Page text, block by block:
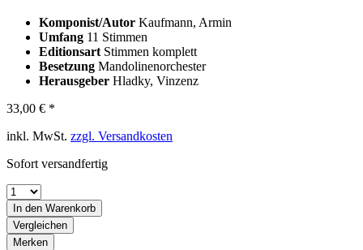
Komponist/Autor Kaufmann, Armin
Umfang 11 Stimmen
Editionsart Stimmen komplett
Besetzung Mandolinenorchester
Herausgeber Hladky, Vinzenz
33,00 € *
inkl. MwSt. zzgl. Versandkosten
Sofort versandfertig
In den Warenkorb
Vergleichen
Merken